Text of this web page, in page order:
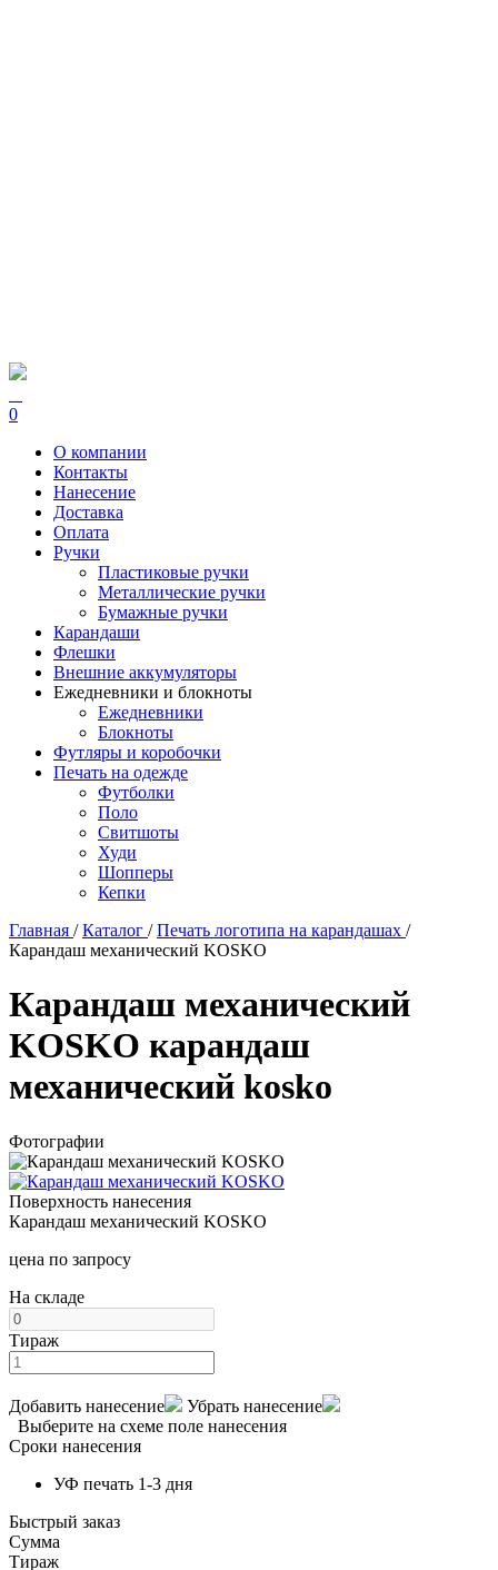
0
О компании
Контакты
Нанесение
Доставка
Оплата
Ручки
Пластиковые ручки
Металлические ручки
Бумажные ручки
Карандаши
Флешки
Внешние аккумуляторы
Ежедневники и блокноты
Ежедневники
Блокноты
Футляры и коробочки
Печать на одежде
Футболки
Поло
Свитшоты
Худи
Шопперы
Кепки
Главная / Каталог / Печать логотипа на карандашах /
Карандаш механический KOSKO
Карандаш механический
KOSKO карандаш
механический kosko
Фотографии
Поверхность нанесения
Карандаш механический KOSKO
цена по запросу
На складе
Тираж
Добавить нанесение
Убрать нанесение
Выберите на схеме поле нанесения
Сроки нанесения
УФ печать 1-3 дня
Быстрый заказ
Сумма
Тираж